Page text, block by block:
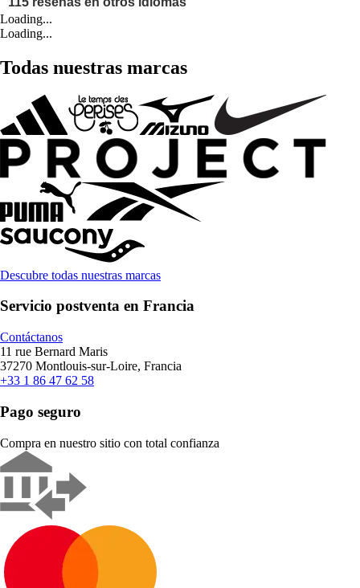
Loading...
Loading...
Todas nuestras marcas
Descubre todas nuestras marcas
Servicio postventa en Francia
Contáctanos
11 rue Bernard Maris
37270 Montlouis-sur-Loire, Francia
+33 1 86 47 62 58
Pago seguro
Compra en nuestro sitio con total confianza